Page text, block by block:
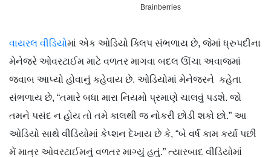
વાયરલ વીડિયોમાં એક ઓડિયો ક્લિપ સંભળાય છે, જેમાં ધ્રુપદીના
મેનેજરે ઓવરટાઈમ માટે વળતર માગવા બદલ ઊંચા અવાજમાં
જવાબ આપ્યો હોવાનું કહેવાય છે. ઓડિયોમાં મેનેજરને કહેતા
સંભળાય છે, “તમારે બધા મારા નિયમો પ્રમાણે ચાલવું પડશે. જો
તમને પસંદ ન હોય તો તમે કાલથી જ નોકરી છોડી શકો છો.” આ
ઓડિયો સાથે વીડિયોમાં કેપ્શન દેખાય છે કે, “બે વર્ષ કામ કર્યા પછી
મેં માત્ર ઓવરટાઈમનું વળતર માગ્યું હતું.” ત્યારબાદ વીડિયોમાં